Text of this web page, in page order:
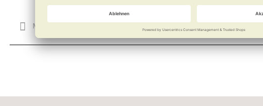
79,90 €
Merken Vergleichen
69,90 €
Merken Vergleichen